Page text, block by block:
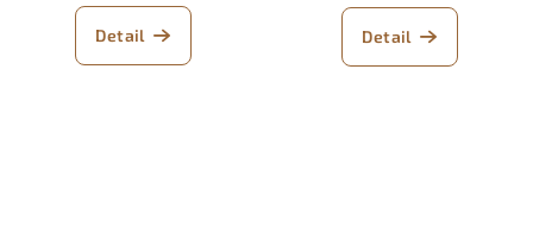
Detail Detail